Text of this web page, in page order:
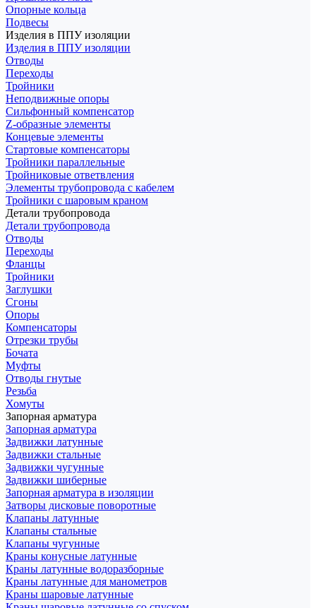
Опорные кольца
Подвесы
Изделия в ППУ изоляции
Изделия в ППУ изоляции
Отводы
Переходы
Тройники
Неподвижные опоры
Cильфонный компенсатор
Z-образные элементы
Концевые элементы
Стартовые компенсаторы
Тройники параллельные
Тройниковые ответвления
Элементы трубопровода с кабелем
Тройники с шаровым краном
Детали трубопровода
Детали трубопровода
Отводы
Переходы
Фланцы
Тройники
Заглушки
Сгоны
Опоры
Компенсаторы
Отрезки трубы
Бочата
Муфты
Отводы гнутые
Резьба
Хомуты
Запорная арматура
Запорная арматура
Задвижки латунные
Задвижки стальные
Задвижки чугунные
Задвижки шиберные
Запорная арматура в изоляции
Затворы дисковые поворотные
Клапаны латунные
Клапаны стальные
Клапаны чугунные
Краны конусные латунные
Краны латунные водоразборные
Краны латунные для манометров
Краны шаровые латунные